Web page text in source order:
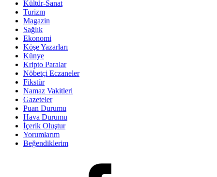
Kültür-Sanat
Turizm
Magazin
Sağlık
Ekonomi
Köşe Yazarları
Künye
Kripto Paralar
Nöbetçi Eczaneler
Fikstür
Namaz Vakitleri
Gazeteler
Puan Durumu
Hava Durumu
İçerik Oluştur
Yorumlarım
Beğendiklerim